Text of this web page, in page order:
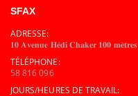
SFAX
ADRESSE:
𝟏𝟎 𝐀𝐯𝐞𝐧𝐮𝐞 𝐇𝐞́𝐝𝐢 𝐂𝐡𝐚𝐤𝐞𝐫 𝟏𝟎𝟎 𝐦𝐞̀𝐭𝐫𝐞𝐬
TÉLÉPHONE:
58 816 096
JOURS/HEURES DE TRAVAIL: